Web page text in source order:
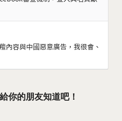
內容與中國惡意廣告，我很會、
你的朋友知道吧！